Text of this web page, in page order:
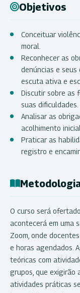
Objetivos
Conceituar
moral.
Reconhecer as
denúncias e seus
escuta ativa e
Discutir sobre as
suas dificuldades.
Analisar as
acolhimento inicial.
Praticar as
registro e
O curso será
acontecerá em uma
Zoom, onde
e horas agendados.
teóricas com
grupos, que exigirão
atividades práticas